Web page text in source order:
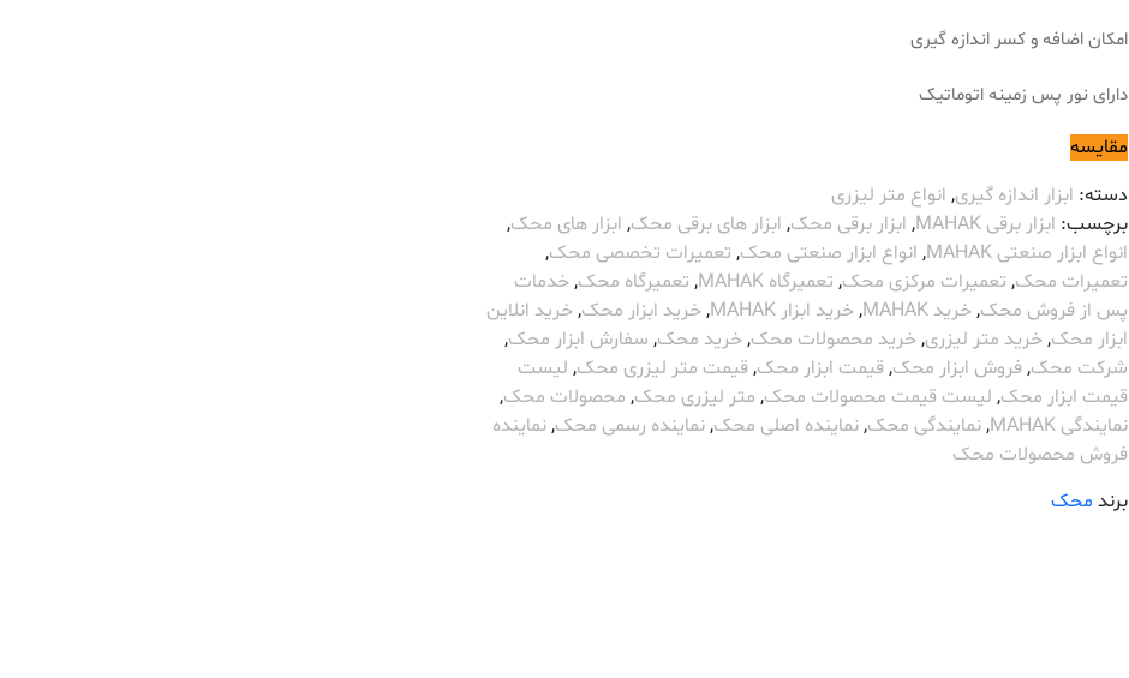
امکان اضافه و کسر اندازه گیری
دارای نور پس زمینه اتوماتیک
مقایسه
دسته: ابزار اندازه گیری, انواع متر لیزری
برچسب: ابزار برقی MAHAK , ابزار برقی محک, ابزار های برقی محک, ابزار های محک,
انواع ابزار صنعتی MAHAK
, انواع ابزار صنعتی محک, تعمیرات تخصصی محک,
تعمیرات محک, تعمیرات مرکزی محک, تعمیرگاه MAHAK , تعمیرگاه محک,خدمات
پس از فروش محک,خرید MAHAK ,خرید ابزار MAHAK ,خرید ابزار محک,خرید انلاین
ابزار محک,خرید متر لیزری,خرید محصولات محک,خرید محک, سفارش ابزار محک,
شرکت محک, فروش ابزار محک, قیمت ابزار محک, قیمت متر لیزری محک, لیست
قیمت ابزار محک, لیست قیمت محصولات محک, متر لیزری محک, محصولات محک,
نمایندگی MAHAK
,نمایندگی محک,نماینده اصلی محک,نماینده رسمی محک,نماینده
فروش محصولات محک
برند محک